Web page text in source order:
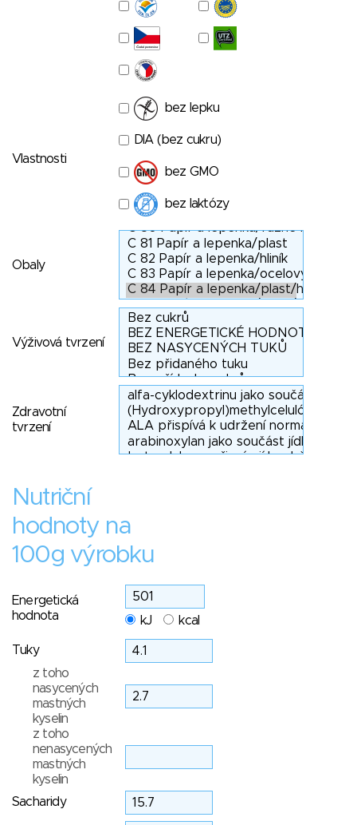
Vlastnosti
bez lepku
DIA (bez cukru)
bez GMO
bez laktózy
Obaly
Výživová tvrzení
Zdravotní
tvrzení
Nutriční
hodnoty na
100g výrobku
Energetická
hodnota
kJ kcal
Tuky
z toho
nasycených
mastných
kyselin
z toho
nenasycených
mastných
kyselin
Sacharidy